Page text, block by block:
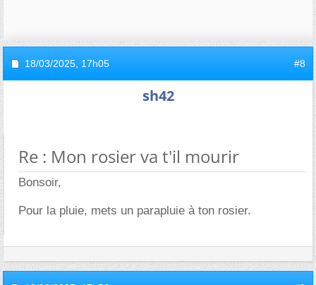
18/03/2025, 17h05 #8
sh42
Re : Mon rosier va t'il mourir
Bonsoir,
Pour la pluie, mets un parapluie à ton rosier.